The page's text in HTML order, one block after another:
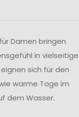
Damen bringen
in vielseitige
sich für den
warme Tage im
dem Wasser.